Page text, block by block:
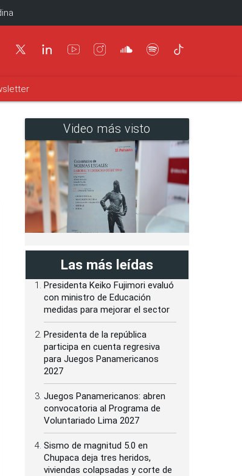
Video más visto
Las más leídas
Presidenta Keiko Fujimori evaluó
con ministro de Educación
medidas para mejorar el sector
Presidenta de la república
participa en cuenta regresiva
para Juegos Panamericanos
2027
Juegos Panamericanos: abren
convocatoria al Programa de
Voluntariado Lima 2027
Sismo de magnitud 5.0 en
Chupaca deja tres heridos,
viviendas colapsadas y corte de